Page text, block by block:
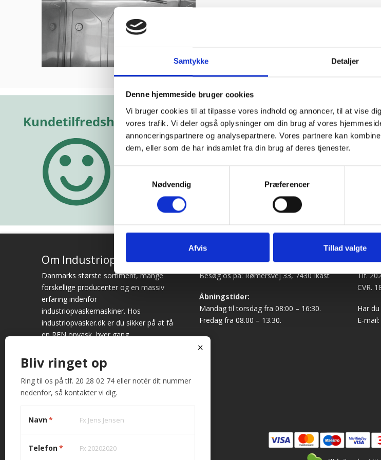
Samtykke Detaljer
Denne hjemmeside bruger cookies
Vi bruger cookies til at tilpasse vores indhold og annoncer, til at vise
vores trafik. Vi deler også oplysninger om din brug af vores
annonceringspartnere og analysepartnere. Vores partnere kan
dem, eller som de har indsamlet fra din brug af deres tjenester.
Nødvendig
Præferencer
Afvis Tillad valgte
“Yderst hjælpsomme
og vejledende”
Vurderet af Michael
“Altid flinke og
hjælpsom”
Vurderet af Georg
kompetente !”
Vurderet af Læse antik
retro
Om Industriopvasker.dk
Danmarks største sortiment, mange
forskellige producenter og en massiv
erfaring indenfor
industriopvaskemaskiner. Hos
industriopvasker.dk er du sikker på at få
en REN opvask, hver gang.
Vi ved det godt – opvask er sjældent
først på dagsordenen. Alligevel bruges
der hver dag mange timer på at vaske
op. Fungerer maskinen ikke optimalt,
frustrationer. Køb derfor hos
industriopvasker.dk
Adresse og åbningstider
Besøg os på: Rømersvej 33, 7430 Ikast
Åbningstider:
Mandag til torsdag fra 08:00 – 16:30.
Fredag fra 08.00 – 13.30.
Tlf.
CVR.
Har
E-mail:
x
Bliv ringet op
Ring til os på tlf. 20 28 02 74 eller notér dit nummer
nedenfor, så kontakter vi dig.
Navn*
Telefon*